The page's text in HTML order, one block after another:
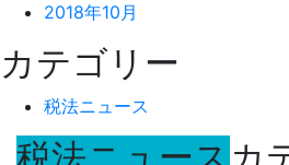
2018年10月
カテゴリー
税法ニュース